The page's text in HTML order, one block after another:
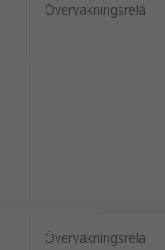
Övervakningsrelä
Övervakningsrelä